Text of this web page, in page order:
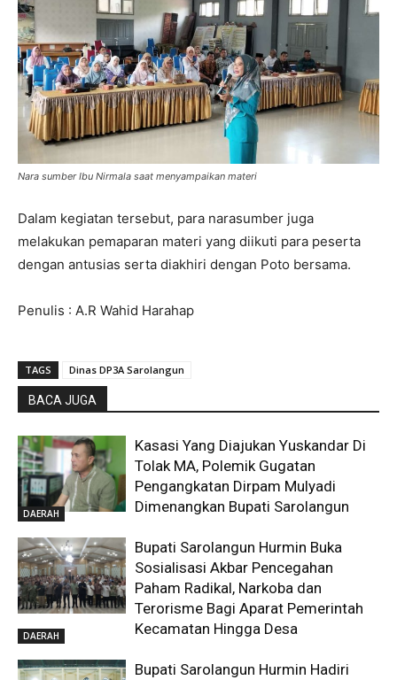
Nara sumber Ibu Nirmala saat menyampaikan materi
Dalam kegiatan tersebut, para narasumber juga
melakukan pemaparan materi yang diikuti para peserta
dengan antusias serta diakhiri dengan Poto bersama.
Penulis : A.R Wahid Harahap
TAGS Dinas DP3A Sarolangun
BACA JUGA
DAERAH
Kasasi Yang Diajukan Yuskandar Di
Tolak MA, Polemik Gugatan
Pengangkatan Dirpam Mulyadi
Dimenangkan Bupati Sarolangun
DAERAH
Bupati Sarolangun Hurmin Buka
Sosialisasi Akbar Pencegahan
Paham Radikal, Narkoba dan
Terorisme Bagi Aparat Pemerintah
Kecamatan Hingga Desa
Bupati Sarolangun Hurmin Hadiri